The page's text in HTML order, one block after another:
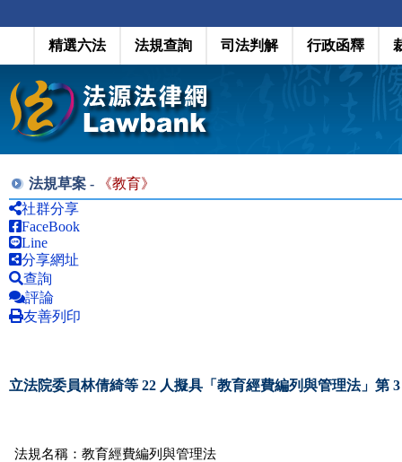
精選六法 法規查詢 司法判解 行政函釋
法規草案 - 《教育》
社群分享
FaceBook
Line
分享網址
查詢
評論
友善列印
立法院委員林倩綺等 22 人擬具「教育經費編列與管理法」第
法規名稱：教育經費編列與管理法